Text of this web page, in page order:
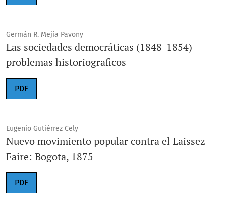
Germán R. Mejía Pavony
Las sociedades democráticas (1848-1854)
problemas historiograficos
PDF
Eugenio Gutiérrez Cely
Nuevo movimiento popular contra el Laissez-
Faire: Bogota, 1875
PDF